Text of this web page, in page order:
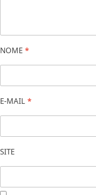
NOME *
E-MAIL *
SITE